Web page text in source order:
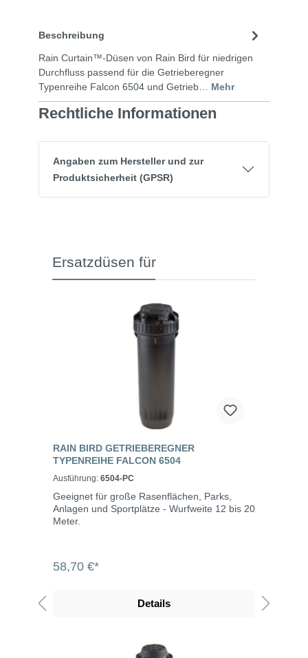
Beschreibung
Rain Curtain™-Düsen von Rain Bird für niedrigen
Durchfluss passend für die Getrieberegner
Typenreihe Falcon 6504 und Getrieb… Mehr
Rechtliche Informationen
Angaben zum Hersteller und zur
Produktsicherheit (GPSR)
Ersatzdüsen für
RAIN BIRD GETRIEBEREGNER
TYPENREIHE FALCON 6504
Ausführung: 6504-PC
Geeignet für große Rasenflächen, Parks,
Anlagen und Sportplätze - Wurfweite 12 bis 20
Meter.
58,70 €*
Details